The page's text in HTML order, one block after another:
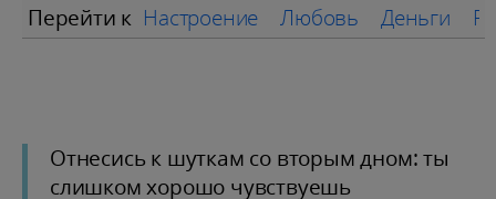
Перейти к Настроение Любовь Деньги
Отнесись к шуткам со вторым дном: ты
слишком хорошо чувствуешь